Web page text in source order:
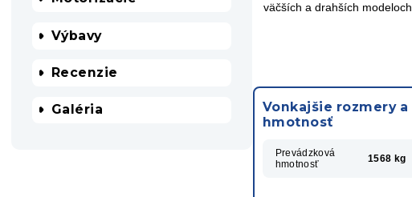
Výbavy
Recenzie
Galéria
väčších a drahších modeloch.
Vonkajšie rozmery a
hmotnosť
Prevádzková
hmotnosť
1568 kg